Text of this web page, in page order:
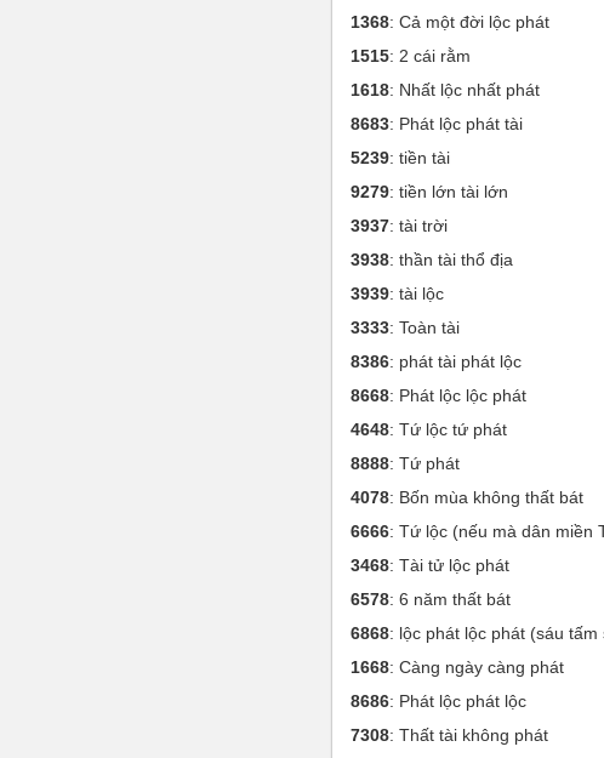
1368: Cả một đời lộc phát
1515: 2 cái rằm
1618: Nhất lộc nhất phát
8683: Phát lộc phát tài
5239: tiền tài
9279: tiền lớn tài lớn
3937: tài trời
3938: thần tài thổ địa
3939: tài lộc
3333: Toàn tài
8386: phát tài phát lộc
8668: Phát lộc lộc phát
4648: Tứ lộc tứ phát
8888: Tứ phát
4078: Bốn mùa không thất bát
6666: Tứ lộc (nếu mà dân miền
3468: Tài tử lộc phát
6578: 6 năm thất bát
6868: lộc phát lộc phát (sáu tấm
1668: Càng ngày càng phát
8686: Phát lộc phát lộc
7308: Thất tài không phát